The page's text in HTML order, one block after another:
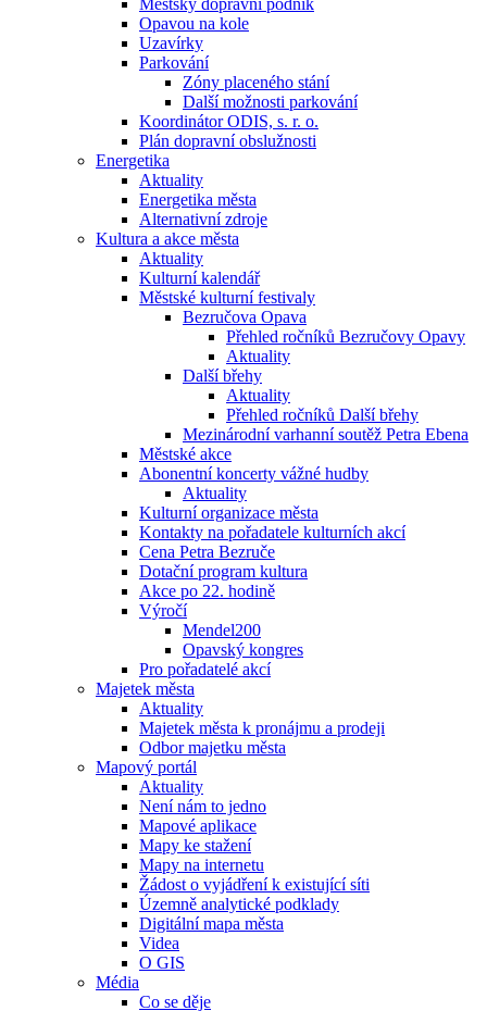
Městský dopravní podnik
Opavou na kole
Uzavírky
Parkování
Zóny placeného stání
Další možnosti parkování
Koordinátor ODIS, s. r. o.
Plán dopravní obslužnosti
Energetika
Aktuality
Energetika města
Alternativní zdroje
Kultura a akce města
Aktuality
Kulturní kalendář
Městské kulturní festivaly
Bezručova Opava
Přehled ročníků Bezručovy Opavy
Aktuality
Další břehy
Aktuality
Přehled ročníků Další břehy
Mezinárodní varhanní soutěž Petra Ebena
Městské akce
Abonentní koncerty vážné hudby
Aktuality
Kulturní organizace města
Kontakty na pořadatele kulturních akcí
Cena Petra Bezruče
Dotační program kultura
Akce po 22. hodině
Výročí
Mendel200
Opavský kongres
Pro pořadatelé akcí
Majetek města
Aktuality
Majetek města k pronájmu a prodeji
Odbor majetku města
Mapový portál
Aktuality
Není nám to jedno
Mapové aplikace
Mapy ke stažení
Mapy na internetu
Žádost o vyjádření k existující síti
Územně analytické podklady
Digitální mapa města
Videa
O GIS
Média
Co se děje